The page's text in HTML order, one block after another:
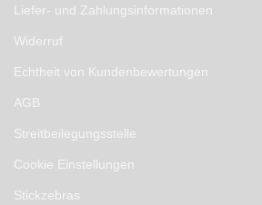
Liefer- und Zahlungsinformationen
Widerruf
Echtheit von Kundenbewertungen
AGB
Streitbeilegungsstelle
Cookie Einstellungen
Stickzebras